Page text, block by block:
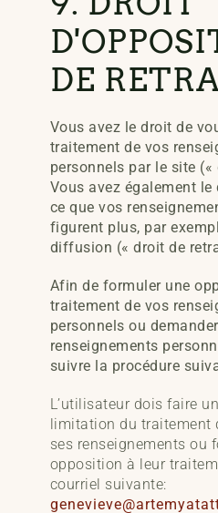
DE
Vous avez le droit de
traitement de vos
personnels par le site («
Vous avez également
ce que vos
figurent plus, par
diffusion (« droit de
Afin de formuler une
traitement de vos
personnels ou
renseignements
suivre la procédure
L’utilisateur dois faire
limitation du traitement
ses renseignements ou
opposition à leur
courriel suivante: